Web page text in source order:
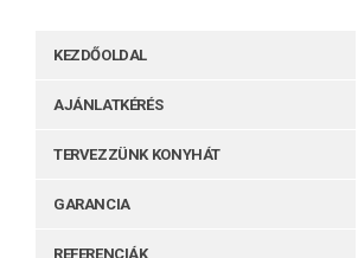
KEZDŐOLDAL
AJÁNLATKÉRÉS
TERVEZZÜNK KONYHÁT
GARANCIA
REFERENCIÁK